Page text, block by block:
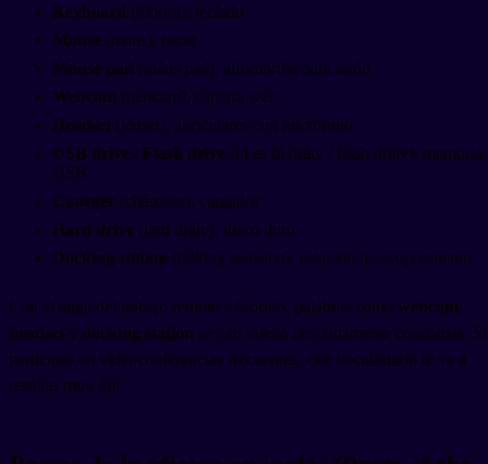
Keyboard (kíbord), teclado
Mouse (máus), ratón
Mouse pad (máus pad), alfombrilla para ratón
Webcam (uébkam), cámara web
Headset (jédset), auriculares con micrófono
USB drive / Flash drive (iú es bí dráiv / flash dráiv), memoria
USB
Charger (chárchur), cargador
Hard drive (jard dráiv), disco duro
Docking station (dóking stéishun), estación de acoplamiento
Con el auge del trabajo remoto e híbrido, palabras como webcam,
headset y docking station se han vuelto absolutamente cotidianas. Si
participas en videoconferencias frecuentes, este vocabulario te va a
resultar muy útil.